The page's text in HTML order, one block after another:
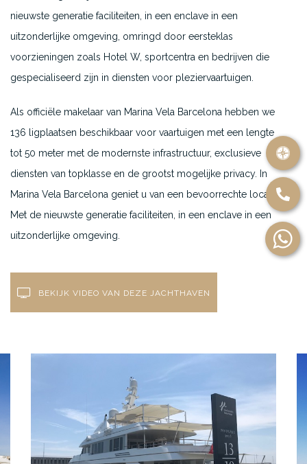
nieuwste generatie faciliteiten, in een enclave in een
uitzonderlijke omgeving, omringd door eersteklas
voorzieningen zoals Hotel W, sportcentra en bedrijven die
gespecialiseerd zijn in diensten voor pleziervaartuigen.
Als officiële makelaar van Marina Vela Barcelona hebben we
136 ligplaatsen beschikbaar voor vaartuigen met een lengte
tot 50 meter met de modernste infrastructuur, exclusieve
diensten van topklasse en de grootst mogelijke privacy. In
Marina Vela Barcelona geniet u van een bevoorrechte locatie.
Met de nieuwste generatie faciliteiten, in een enclave in een
uitzonderlijke omgeving.
BEKIJK VIDEO VAN DEZE JACHTHAVEN